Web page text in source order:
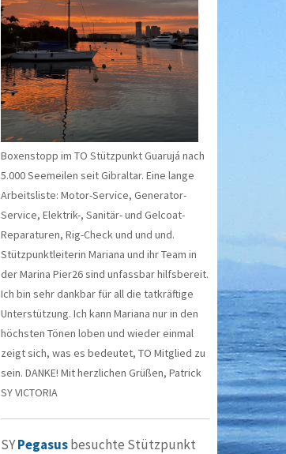
Boxenstopp im TO Stützpunkt Guarujá nach
5.000 Seemeilen seit Gibraltar. Eine lange
Arbeitsliste: Motor-Service, Generator-
Service, Elektrik-, Sanitär- und Gelcoat-
Reparaturen, Rig-Check und und und.
Stützpunktleiterin Mariana und ihr Team in
der Marina Pier26 sind unfassbar hilfsbereit.
Ich bin sehr dankbar für all die tatkräftige
Unterstützung. Ich kann Mariana nur in den
höchsten Tönen loben und wieder einmal
zeigt sich, was es bedeutet, TO Mitglied zu
sein. DANKE! Mit herzlichen Grüßen, Patrick
SY VICTORIA
SYPegasusbesuchte Stützpunkt